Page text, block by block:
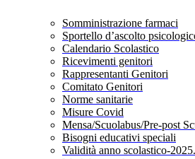
Somministrazione farmaci
Sportello d’ascolto
Calendario Scolastico
Ricevimenti genitori
Rappresentanti Genitori
Comitato Genitori
Norme sanitarie
Misure Covid
Mensa/Scuolabus/Pre-post
Bisogni educativi speciali
Validità anno scolastico-